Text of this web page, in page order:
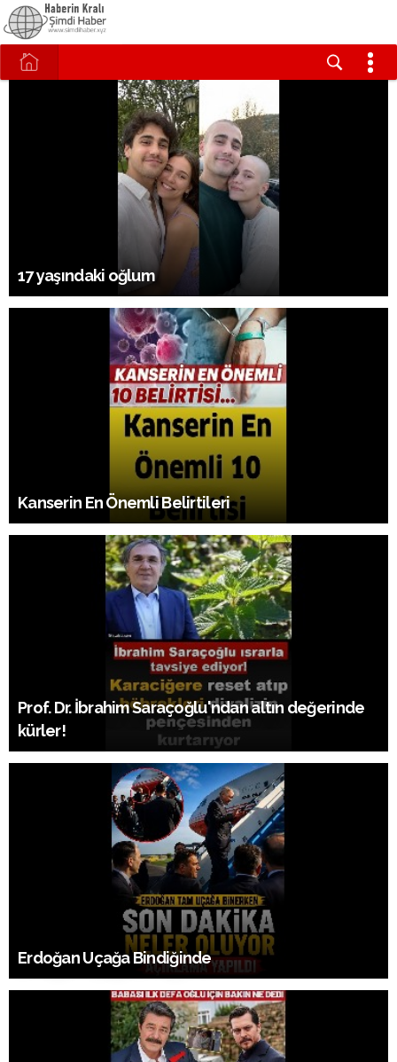
17 yaşındaki oğlum
Kanserin En Önemli Belirtileri
Prof. Dr. İbrahim Saraçoğlu'ndan altın değerinde
kürler!
Erdoğan Uçağa Bindiğinde